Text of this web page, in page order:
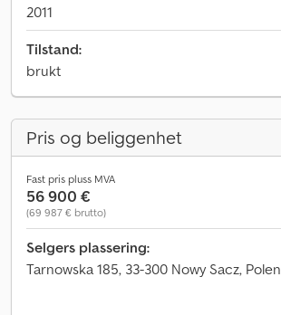
2011
Tilstand:
brukt
Pris og beliggenhet
Fast pris pluss MVA
56 900 €
(69 987 € brutto)
Selgers plassering:
Tarnowska 185, 33-300 Nowy Sacz, Polen